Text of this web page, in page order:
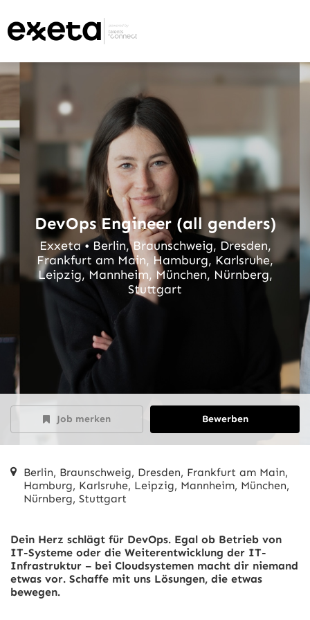
DevOps Engineer (all genders)
Exxeta • Berlin, Braunschweig, Dresden,
Frankfurt am Main, Hamburg, Karlsruhe,
Leipzig, Mannheim, München, Nürnberg,
Stuttgart
Job merken Bewerben
Berlin, Braunschweig, Dresden, Frankfurt am Main,
Hamburg, Karlsruhe, Leipzig, Mannheim, München,
Nürnberg, Stuttgart
Dein Herz schlägt für DevOps. Egal ob Betrieb von
IT-Systeme oder die Weiterentwicklung der IT-
Infrastruktur – bei Cloudsystemen macht dir niemand
etwas vor. Schaffe mit uns Lösungen, die etwas
bewegen.